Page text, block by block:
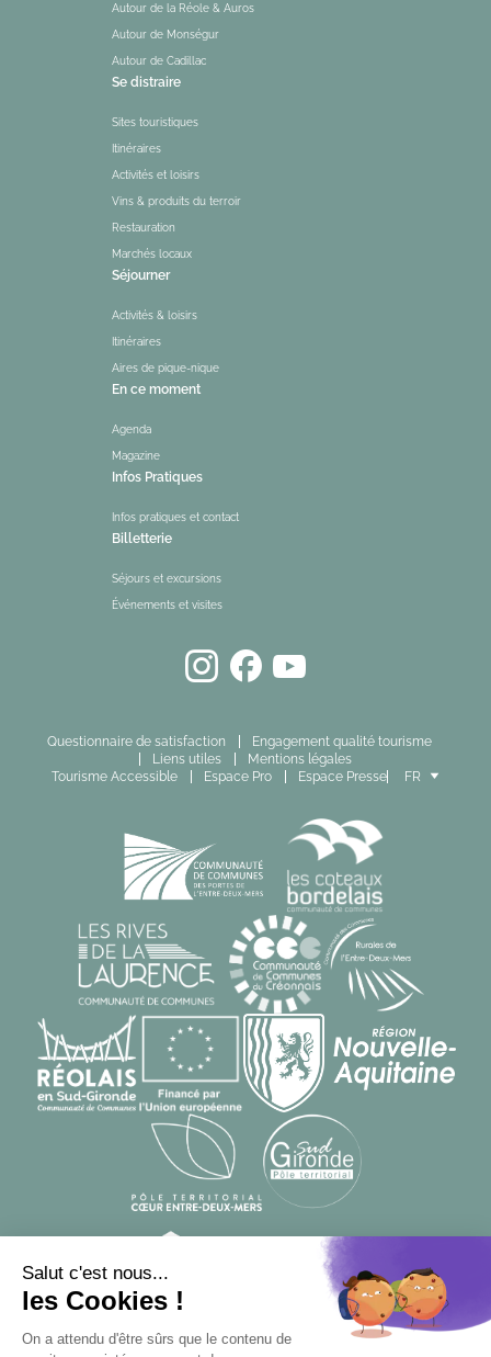
Autour de la Réole & Auros
Autour de Monségur
Autour de Cadillac
Se distraire
Sites touristiques
Itinéraires
Activités et loisirs
Vins & produits du terroir
Restauration
Marchés locaux
Séjourner
Activités & loisirs
Itinéraires
Aires de pique-nique
En ce moment
Agenda
Magazine
Infos Pratiques
Infos pratiques et contact
Billetterie
Séjours et excursions
Événements et visites
Questionnaire de satisfaction
Engagement qualité tourisme
Liens utiles
Mentions légales
Tourisme Accessible
Espace Pro Espace Presse
FR